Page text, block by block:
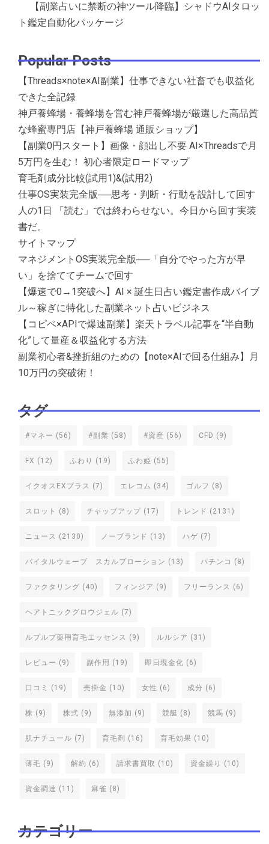
【副業占いに禁断の神ツール降臨】シャドウAIタロッ
ト鑑定自動化パッケージ
Popular Posts
【Threads×note×AI副業】仕事できない社畜でも収益化
できた全記録
神戸養蜂場・養蜂場を営む神戸養蜂場が厳選した高品質
な蜂蜜専門店【神戸養蜂場 通販ショップ】
【副業0円スタート】画像・顔出し不要 AI×Threadsで月
5万円を生む！ 初心者限定ロードマップ
育毛剤成分比較(試用1)&(試用2)
仕事OS実装完全版──思考・判断・行動を設計して回す
人の1日 「読む」では終わらせない。今日から回す実装
書だ。
サイトマップ
マネジメントOS実装完全版──「自分でやった方が早
い」を捨ててチームで回す
【爆速で0→1突破へ】AI × 誕生日占い鑑定書作成バイブ
ル～稼ぎに特化した副業ネット占いビジネス
【コピペ×APIで爆速副業】楽天トラベル記事を“半自動
化”して量産＆収益化する方法
副業初心者&挫折組のための【note×AIで回る仕組み】月
10万円の突破術！
タグ
#マネー (56) #副業 (58) #資産 (56) CFD (9)
FX (12) ふわり (19) ふわ姫 (55)
イクオスEXプラス (7) エレコム (34) ゴルフ (8)
スロット (8) チャップアップ (17) トレンド (2131)
ニュース (2130) ノーブランド (13) ハゲ (7)
バイタルウェーブ スカルプローション (13) パチンコ (8)
ファクタリング (40) フィンジア (9) フリーランス (6)
ヘアトニックグロウジェル (7)
ルプルプ薬用育毛エッセンス (9) ルルシア (31)
レビュー (9) 副作用 (19) 即日現金化 (6)
口コミ (19) 売掛金 (10) 女性 (6) 成分 (6)
株 (9) 株式 (9) 無添加 (9) 競艇 (8) 競馬 (9)
肌ナチュール (7) 育毛剤 (16) 育毛効果 (10)
薄毛 (9) 解約 (6) 請求書買取 (10) 資金繰り (10)
資金調達 (11) 麻雀 (8)
カテゴリー